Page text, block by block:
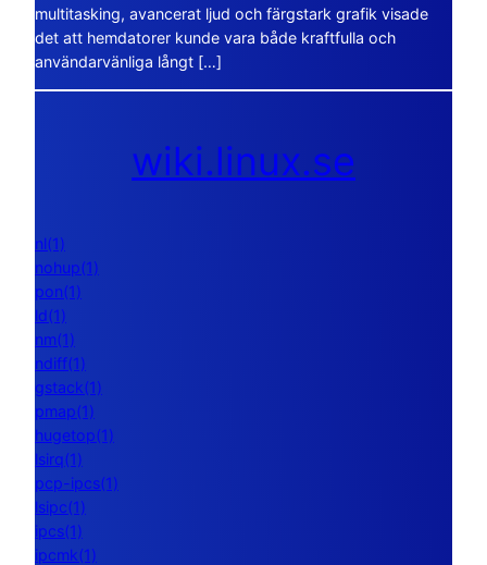
multitasking, avancerat ljud och färgstark grafik visade
det att hemdatorer kunde vara både kraftfulla och
användarvänliga långt […]
wiki.linux.se
nl(1)
nohup(1)
pon(1)
ld(1)
nm(1)
ndiff(1)
gstack(1)
pmap(1)
hugetop(1)
lsirq(1)
pcp-ipcs(1)
lsipc(1)
ipcs(1)
ipcmk(1)